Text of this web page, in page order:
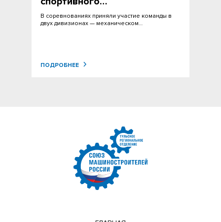
В соревнованиях приняли участие команды в
двух дивизионах — механическом…
ПОДРОБНЕЕ